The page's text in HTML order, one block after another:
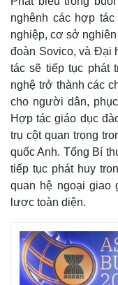
nghênh các hợp
nghiệp, cơ sở
đoàn Sovico, và Đại
tác sẽ tiếp tục phát
nghệ trở thành các
cho người dân,
Hợp tác giáo dục
trụ cột quan trọng
quốc Anh. Tổng Bí
tiếp tục phát huy
quan hệ ngoại giao
lược toàn diện.